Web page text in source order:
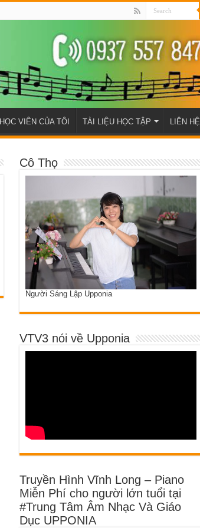
HỌC VIÊN CỦA TÔI TÀI LIỆU HỌC TẬP LIÊN HỆ
Cô Thọ
Người Sáng Lập Upponia
VTV3 nói về Upponia
Truyền Hình Vĩnh Long – Piano
Miễn Phí cho người lớn tuổi tại
#Trung Tâm Âm Nhạc Và Giáo
Dục UPPONIA